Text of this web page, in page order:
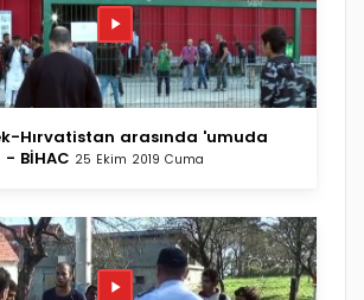
Hırvatistan arasında 'umuda
BİHAC 25 Ekim 2019 Cuma